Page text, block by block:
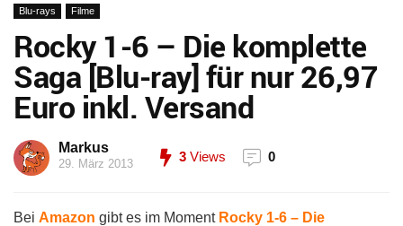
Blu-rays Filme
Rocky 1-6 – Die komplette
Saga [Blu-ray] für nur 26,97
Euro inkl. Versand
Markus
29. März 2013 3 Views 0
Bei Amazon gibt es im Moment Rocky 1-6 – Die